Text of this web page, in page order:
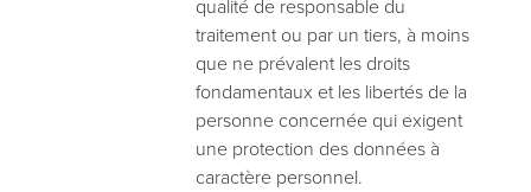
qualité de responsable du
traitement ou par un tiers, à moins
que ne prévalent les droits
fondamentaux et les libertés de la
personne concernée qui exigent
une protection des données à
caractère personnel.